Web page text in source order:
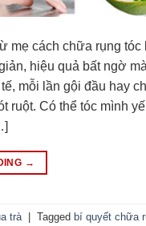
mẹ cách chữa rụng tóc
hiệu quả bất ngờ
mỗi lần gội đầu hay
ruột. Có thể tóc mình
→
trà Tagged bí quyết chữa